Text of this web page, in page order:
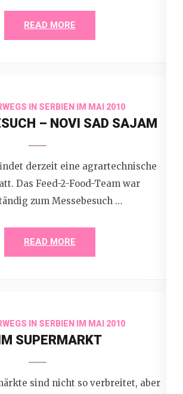
READ MORE
IN SERBIEN IM MAI 2010
– NOVI SAD SAJAM
derzeit eine agrartechnische
Das Feed-2-Food-Team war
zum Messebesuch …
READ MORE
IN SERBIEN IM MAI 2010
SUPERMARKT
sind nicht so verbreitet, aber